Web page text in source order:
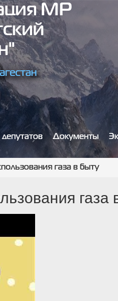
МР
Документы
газа в быту
газа